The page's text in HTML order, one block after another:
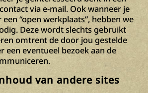
via e-mail. Ook wanneer je
“open werkplaats”, hebben we
Deze wordt slechts gebruikt
omtrent de door jou gestelde
een eventueel bezoek aan de
van andere sites